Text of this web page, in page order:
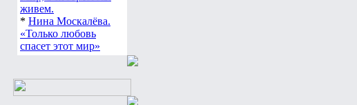
живем.
* Нина Москалёва.
«Только любовь
спасет этот мир»